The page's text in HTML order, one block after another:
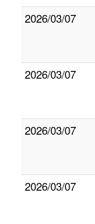
2026/03/07
2026/03/07
2026/03/07
2026/03/07